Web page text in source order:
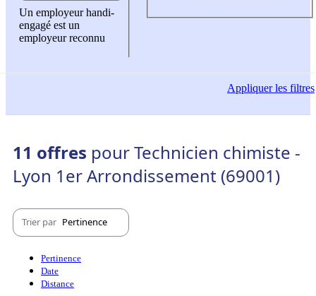
Un employeur handi-
engagé est un
employeur reconnu
Appliquerles filtres
11 offres pour Technicien chimiste -
Lyon 1er Arrondissement (69001)
Trier par Pertinence
Pertinence
Date
Distance